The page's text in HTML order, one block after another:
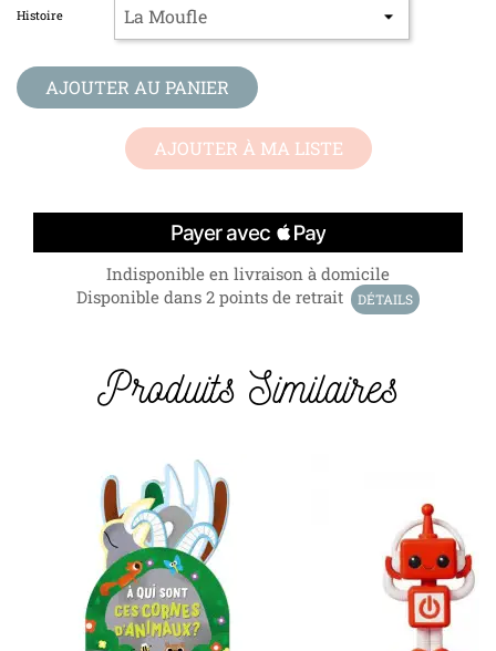
Histoire
AJOUTER AU PANIER
AJOUTER À MA LISTE
Indisponible en livraison à domicile
Disponible dans 2 points de retrait
DÉTAILS
Produits Similaires